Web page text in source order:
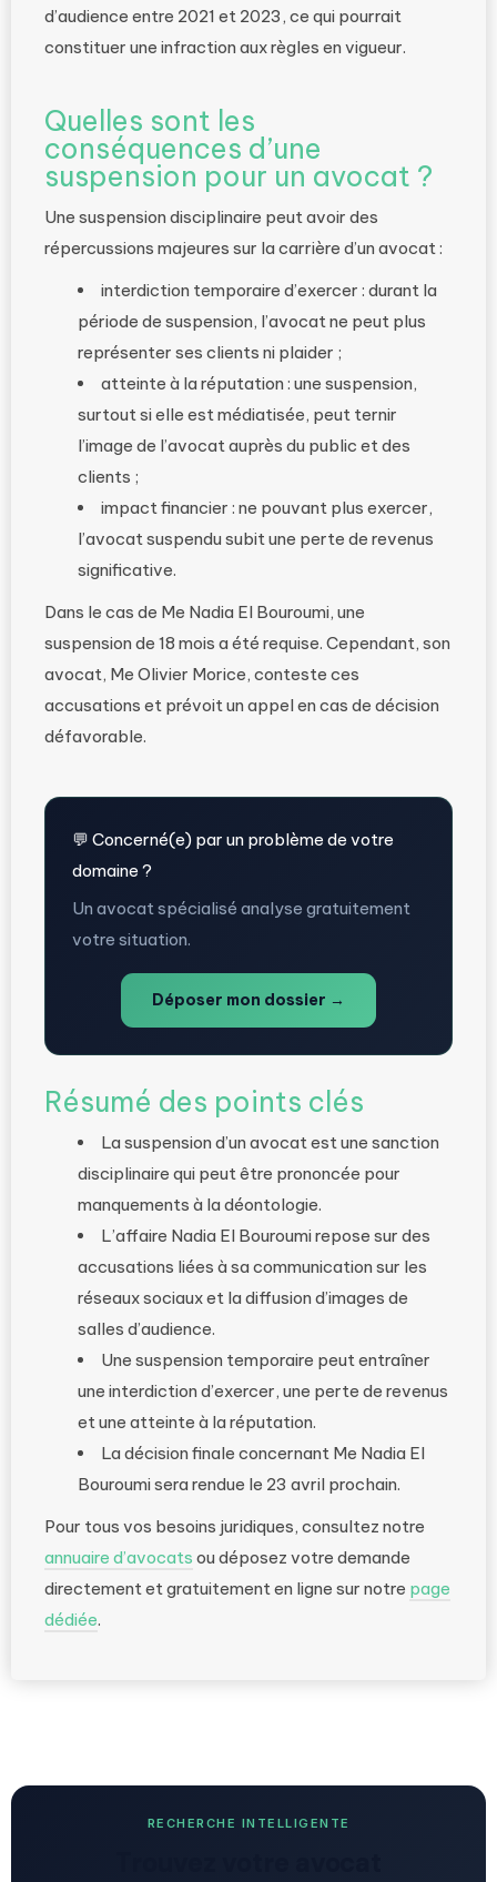
d’audience entre 2021 et 2023, ce qui pourrait
constituer une infraction aux règles en vigueur.
Quelles sont les
conséquences d’une
suspension pour un avocat ?
Une suspension disciplinaire peut avoir des
répercussions majeures sur la carrière d’un avocat :
interdiction temporaire d’exercer : durant la
période de suspension, l’avocat ne peut plus
représenter ses clients ni plaider ;
atteinte à la réputation : une suspension,
surtout si elle est médiatisée, peut ternir
l’image de l’avocat auprès du public et des
clients ;
impact financier : ne pouvant plus exercer,
l’avocat suspendu subit une perte de revenus
significative.
Dans le cas de Me Nadia El Bouroumi, une
suspension de 18 mois a été requise. Cependant, son
avocat, Me Olivier Morice, conteste ces
accusations et prévoit un appel en cas de décision
défavorable.
💬 Concerné(e) par un problème de votre
domaine ?
Un avocat spécialisé analyse gratuitement
votre situation.
Déposer mon dossier →
Résumé des points clés
La suspension d’un avocat est une sanction
disciplinaire qui peut être prononcée pour
manquements à la déontologie.
L’affaire Nadia El Bouroumi repose sur des
accusations liées à sa communication sur les
réseaux sociaux et la diffusion d’images de
salles d’audience.
Une suspension temporaire peut entraîner
une interdiction d’exercer, une perte de revenus
et une atteinte à la réputation.
La décision finale concernant Me Nadia El
Bouroumi sera rendue le 23 avril prochain.
Pour tous vos besoins juridiques, consultez notre
annuaire d’avocats ou déposez votre demande
directement et gratuitement en ligne sur notre page
dédiée.
RECHERCHE INTELLIGENTE